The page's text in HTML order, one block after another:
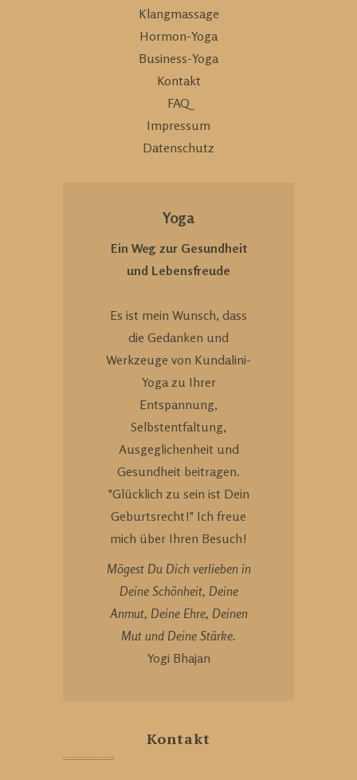
Klangmassage
Hormon-Yoga
Business-Yoga
Kontakt
FAQ
Impressum
Datenschutz
Yoga
Ein Weg zur Gesundheit
und Lebensfreude
Es ist mein Wunsch, dass
die Gedanken und
Werkzeuge von Kundalini-
Yoga zu Ihrer
Entspannung,
Selbstentfaltung,
Ausgeglichenheit und
Gesundheit beitragen.
"Glücklich zu sein ist Dein
Geburtsrecht!" Ich freue
mich über Ihren Besuch!
Mögest Du Dich verlieben in
Deine Schönheit, Deine
Anmut, Deine Ehre, Deinen
Mut und Deine Stärke.
Yogi Bhajan
Kontakt